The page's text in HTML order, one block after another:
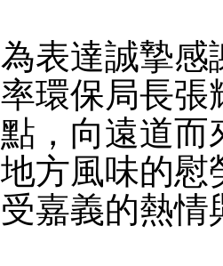
為表達誠摯感
率環保局長張
點，向遠道而
地方風味的慰
受嘉義的熱情